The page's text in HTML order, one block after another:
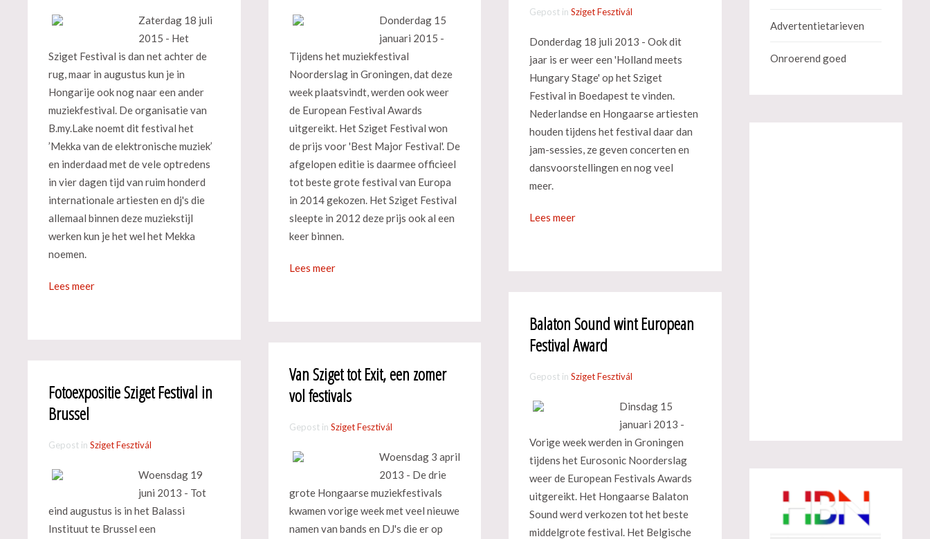
Zaterdag 18 juli
2015 - Het
Sziget Festival is dan net achter de
rug, maar in augustus kun je in
Hongarije ook nog naar een ander
muziekfestival. De organisatie van
B.my.Lake noemt dit festival het
’Mekka van de elektronische muziek’
en inderdaad met de vele optredens
in vier dagen tijd van ruim honderd
internationale artiesten en dj's die
allemaal binnen deze muziekstijl
werken kun je het wel het Mekka
noemen.
Lees meer
Fotoexpositie Sziget Festival in
Brussel
Gepost in Sziget Fesztivál
Woensdag 19
juni 2013 - Tot
eind augustus is in het Balassi
Instituut te Brussel een
Donderdag 15
januari 2015 -
Tijdens het muziekfestival
Noorderslag in Groningen, dat deze
week plaatsvindt, werden ook weer
de European Festival Awards
uitgereikt. Het Sziget Festival won
de prijs voor 'Best Major Festival'. De
afgelopen editie is daarmee officieel
tot beste grote festival van Europa
in 2014 gekozen. Het Sziget Festival
sleepte in 2012 deze prijs ook al een
keer binnen.
Lees meer
Van Sziget tot Exit, een zomer
vol festivals
Gepost in Sziget Fesztivál
Woensdag 3 april
2013 - De drie
grote Hongaarse muziekfestivals
kwamen vorige week met veel nieuwe
namen van bands en DJ's die er op
Gepost inSziget Fesztivál
Donderdag 18 juli 2013 - Ook dit
jaar is er weer een 'Holland meets
Hungary Stage' op het Sziget
Festival in Boedapest te vinden.
Nederlandse en Hongaarse artiesten
houden tijdens het festival daar dan
jam-sessies, ze geven concerten en
dansvoorstellingen en nog veel
meer.
Lees meer
Balaton Sound wint European
Festival Award
Gepost inSziget Fesztivál
Dinsdag 15
januari 2013 -
Vorige week werden in Groningen
tijdens het Eurosonic Noorderslag
weer de European Festivals Awards
uitgereikt. Het Hongaarse Balaton
Sound werd verkozen tot het beste
middelgrote festival. Het Belgische
Advertentietarieven
Onroerend goed